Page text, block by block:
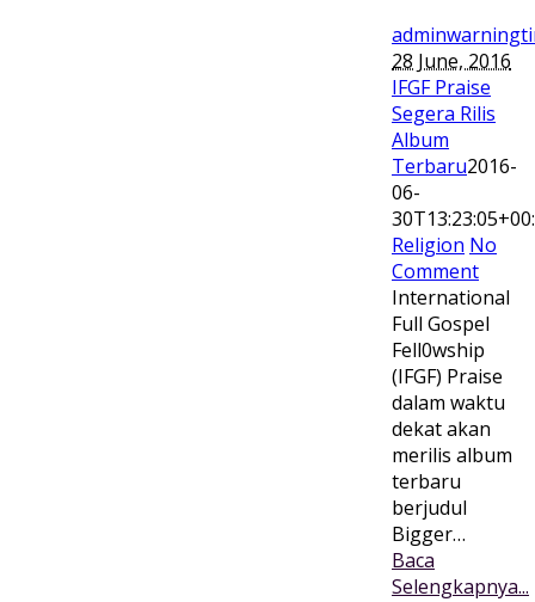
28 June, 2016
IFGF Praise
Segera Rilis
Album
Terbaru2016-
06-
Religion No
Comment
International
Full Gospel
Fell0wship
(IFGF) Praise
dalam waktu
dekat akan
merilis album
terbaru
berjudul
Bigger…
Baca
Selengkapnya...